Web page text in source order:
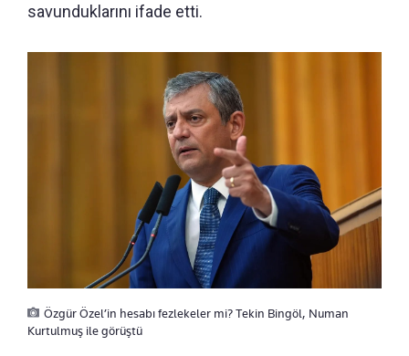
savunduklarını ifade etti.
Özgür Özel’in hesabı fezlekeler mi? Tekin Bingöl, Numan
Kurtulmuş ile görüştü